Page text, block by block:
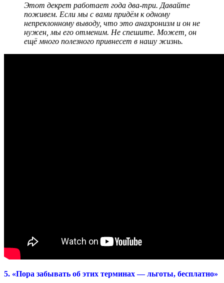
Этот декрет работает года два-три. Давайте
поживем. Если мы с вами придём к одному
непреклонному выводу, что это анахронизм и он не
нужен, мы его отменим. Не спешите. Может, он
ещё много полезного привнесет в нашу жизнь.
5. «Пора забывать об этих терминах — льготы, бесплатно»